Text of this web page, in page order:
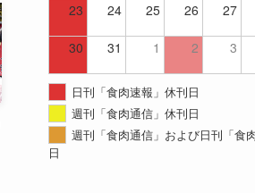
23 24 25 26 27
30 31 1 2 3
日刊「食肉速報」休刊日
週刊「食肉通信」休刊日
週刊「食肉通信」および日刊「食
日